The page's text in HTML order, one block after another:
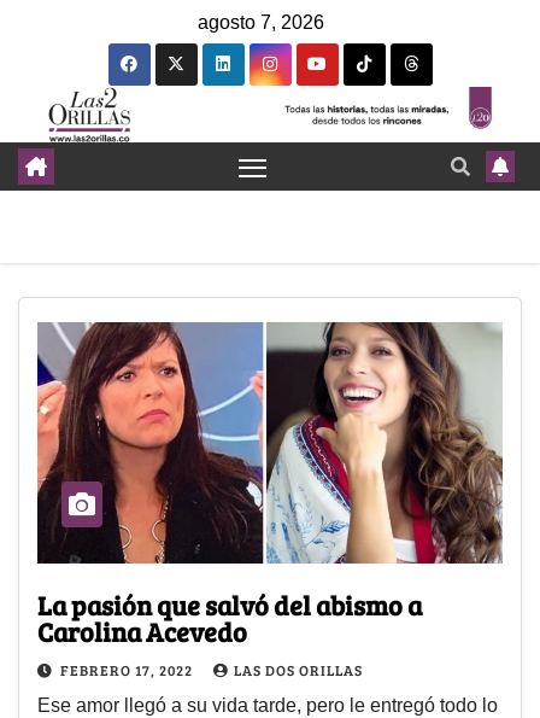
agosto 7, 2026
La pasión que salvó del abismo a
Carolina Acevedo
FEBRERO 17, 2022 LAS DOS ORILLAS
Ese amor llegó a su vida tarde, pero le entregó todo lo